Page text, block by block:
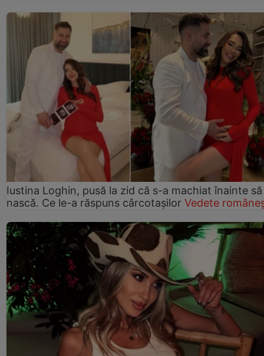
Iustina Loghin, pusă la zid că s-a machiat înainte să
nască. Ce le-a răspuns cârcotașilor Vedete